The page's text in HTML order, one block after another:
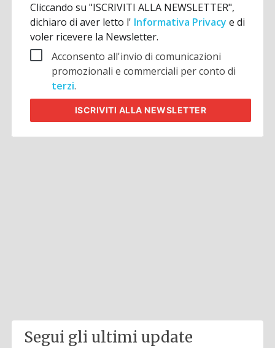
Cliccando su "ISCRIVITI ALLA NEWSLETTER",
dichiaro di aver letto l' Informativa Privacye di
voler ricevere la Newsletter.
Acconsento all'invio di comunicazioni
promozionali e commerciali per conto di
terzi.
ISCRIVITI ALLA NEWSLETTER
Segui gli ultimi update